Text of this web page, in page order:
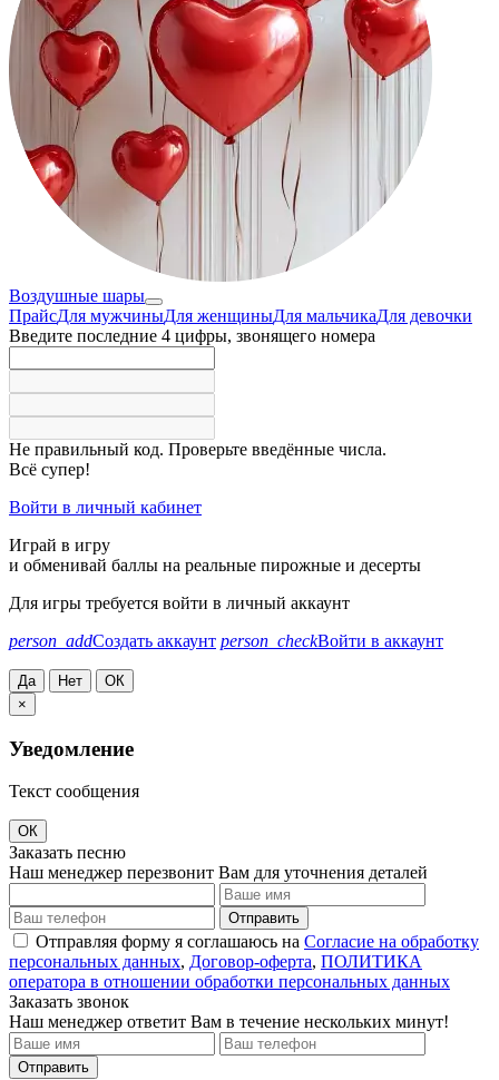
Воздушные шары
ПрайсДля мужчиныДля женщиныДля мальчикаДля девочки
Введите последние 4 цифры, звонящего номера
Не правильный код. Проверьте введённые числа.
Всё супер!
Войти в личный кабинет
Играй в игру
и обменивай баллы на реальные пирожные и десерты
Для игры требуется войти в личный аккаунт
person_addСоздать аккаунт person_checkВойти в аккаунт
Да Нет
ОК
×
Уведомление
Текст сообщения
ОК
Заказать песню
Наш менеджер перезвонит Вам для уточнения деталей
Отправить
Отправляя форму я соглашаюсь на Согласие на обработку
персональных данных, Договор-оферта, ПОЛИТИКА
оператора в отношении обработки персональных данных
Заказать звонок
Наш менеджер ответит Вам в течение нескольких минут!
Отправить